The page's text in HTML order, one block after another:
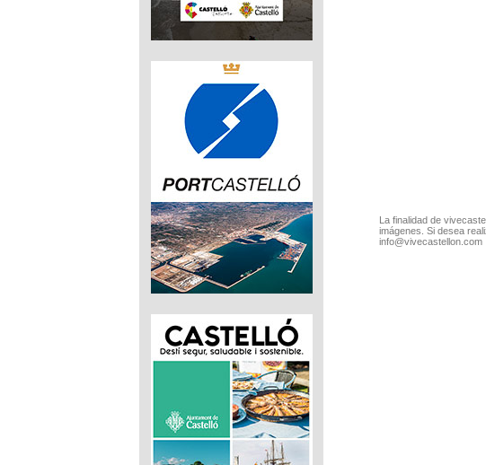
La finalidad de
imágenes. Si desea
info@vivecastellon.com